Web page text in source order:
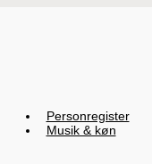
Personregister
Musik & køn